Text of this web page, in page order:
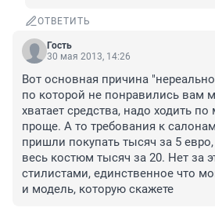
ОТВЕТИТЬ
Гость
30 мая 2013, 14:26
Вот основная причина
по которой не понравились вам
хватает средства, надо ходить
проще. А то требования к
пришли покупать тысяч за 5
весь костюм тысяч за 20. Нет за
стилистами, единственное что
и модель, которую скажете